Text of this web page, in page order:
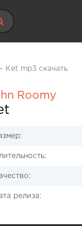
Ket mp3 скачать
Roomy
релиза: